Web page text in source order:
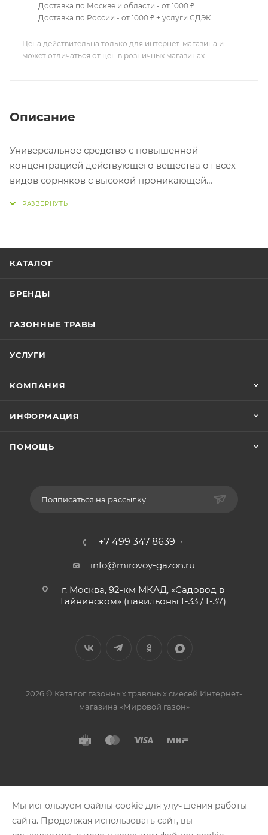
Доставка по Москве и области - от 1000 ₽
Доставка по России - от 1000 ₽ + услуги СДЭК.
Цена действительна только для интернет-магазина и
может отличаться от цен в розничных магазинах
Описание
Универсальное средство с повышенной
концентрацией действующего вещества от всех
видов сорняков с высокой проникающей
КАТАЛОГ
БРЕНДЫ
ГАЗОННЫЕ ТРАВЫ
УСЛУГИ
КОМПАНИЯ
ИНФОРМАЦИЯ
ПОМОЩЬ
Подписаться на рассылку
+7 499 347 8639
info@mirovoy-gazon.ru
г. Москва, 92-км МКАД, «Садовод в
Тайнинском» (павильоны Г-33 / Г-37)
2026 © Каталог газонных травяных смесей Интернет-
магазина «Мировой газон»
Мы используем файлы cookie для улучшения работы
сайта. Продолжая использовать сайт, вы